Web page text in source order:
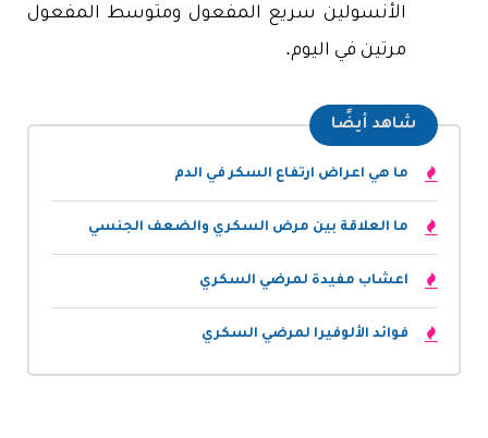
الأنسولين سريع المفعول ومتوسط ​​المفعول
مرتين في اليوم.
شاهد أيضًا
ما هي اعراض ارتفاع السكر في الدم
ما العلاقة بين مرض السكري والضعف الجنسي
اعشاب مفيدة لمرضي السكري
فوائد الألوفيرا لمرضي السكري